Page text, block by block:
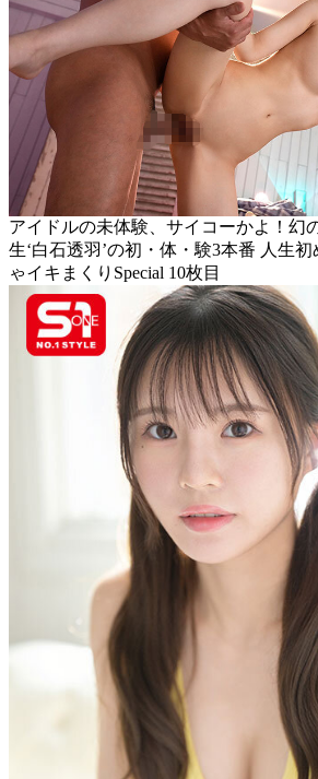
アイドルの未体験、サイコーかよ！幻
生‘白石透羽’の初・体・験3本番 人生
ゃイキまくりSpecial 10枚目